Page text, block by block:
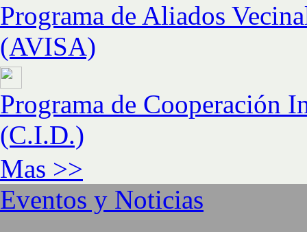
Programa de Aliados
(AVISA)
Programa de Cooperación
(C.I.D.)
Mas >>
Eventos y Noticias